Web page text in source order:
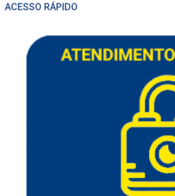
ACESSO RÁPIDO